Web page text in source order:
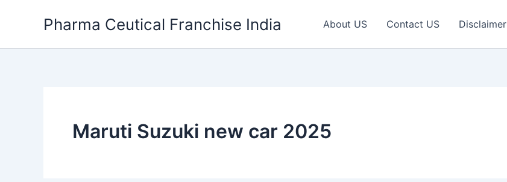
Pharma Ceutical Franchise India About US Contact US Disclaimer
Maruti Suzuki new car 2025